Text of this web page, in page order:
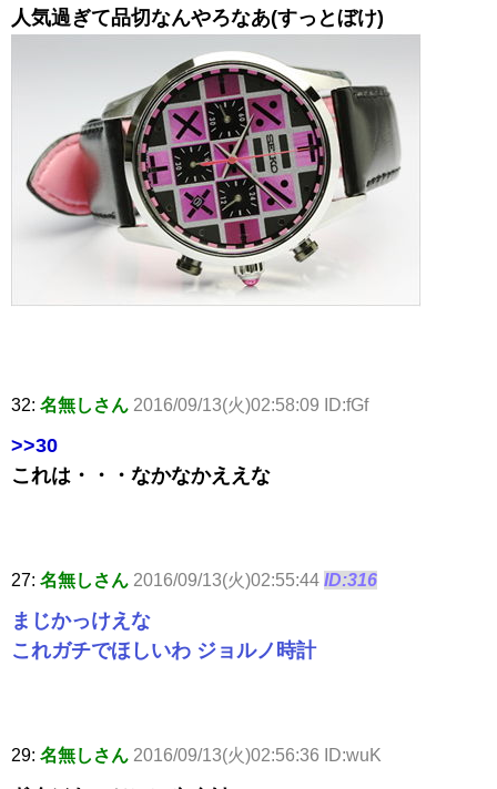
人気過ぎて品切なんやろなあ(すっとぼけ)
32: 名無しさん 2016/09/13(火)02:58:09 ID:fGf
>>30
これは・・・なかなかええな
27: 名無しさん 2016/09/13(火)02:55:44 ID:316
まじかっけえな
これガチでほしいわ ジョルノ時計
29: 名無しさん 2016/09/13(火)02:56:36 ID:wuK